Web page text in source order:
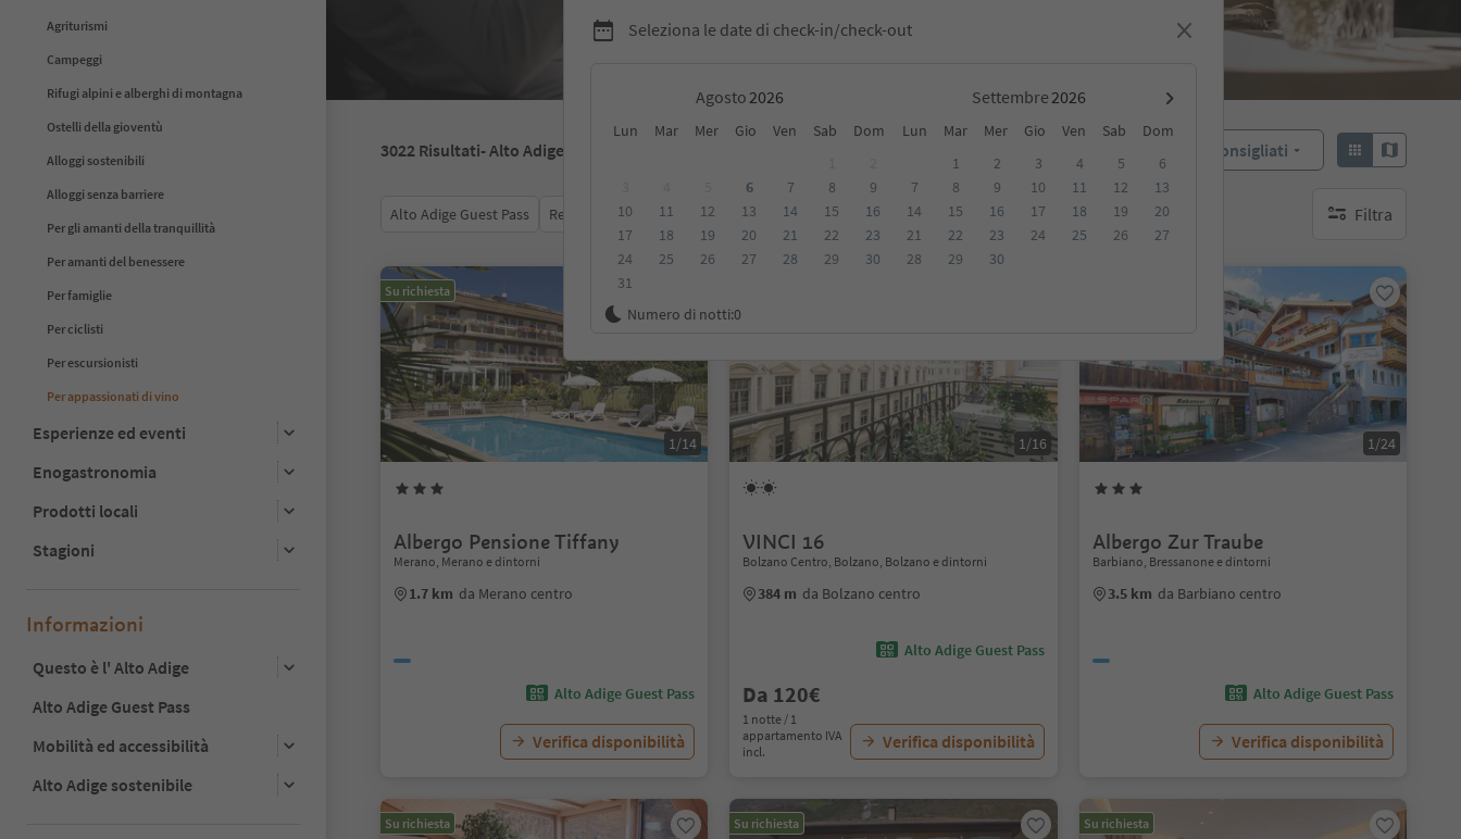
Agriturismi
Campeggi
Rifugi alpini e alberghi di montagna
Ostelli della gioventù
Alloggi sostenibili
Alloggi senza barriere
Per gli amanti della tranquillità
Per amanti del benessere
Per famiglie
Per ciclisti
Per escursionisti
Per appassionati di vino
Esperienze ed eventi
Enogastronomia
Prodotti locali
Stagioni
Informazioni
Questo è l' Alto Adige
Alto Adige Guest Pass
Mobilità ed accessibilità
Alto Adige sostenibile
Seleziona le date di check-in/check-out
Agosto Settembre
Lun Mar Mer Gio Ven Sab Dom Lun Mar Mer Gio Ven Sab
Dom
6 7 8
9
10
11 12 13 14 15
16
17
18 19 20 21 22
23
24
25 26 27 28 29
30
31
1 2 3 4 5
6
7
8 9 10 11 12
13
14
15 16 17 18 19
20
21
22 23 24 25 26
27
28
29 30
Numero di notti:0
3022 Risultati- Alto Adige Consigliati
Alto Adige Guest Pass Recensioni Categoria Trattamento Alloggi sostenibili Filtra
nessun filtro attivo
Su richiesta
1/14
Albergo Pensione Tiffany
Merano, Merano e dintorni
1.7 km da Merano centro
Alto Adige Guest Pass
Verifica disponibilità
1/16
VINCI 16
Bolzano Centro, Bolzano, Bolzano e dintorni
384 m da Bolzano centro
Alto Adige Guest Pass
Da 120€
1 notte / 1
appartamento IVA
incl.
Verifica disponibilità
1/24
Albergo Zur Traube
Barbiano, Bressanone e dintorni
3.5 km da Barbiano centro
Alto Adige Guest Pass
Verifica disponibilità
Su richiesta Su richiesta Su richiesta